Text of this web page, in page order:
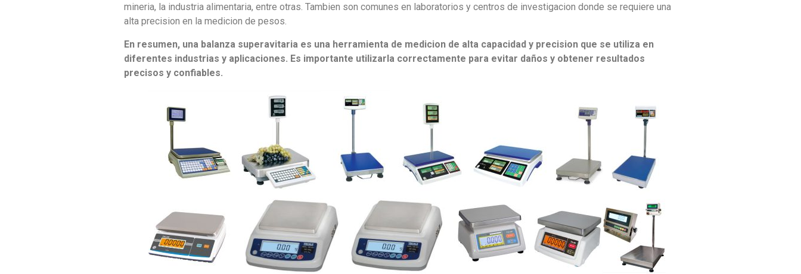
mineria, la industria alimentaria, entre otras. Tambien son comunes en laboratorios y centros de investigacion donde se requiere una
alta precision en la medicion de pesos.
En resumen, una balanza superavitaria es una herramienta de medicion de alta capacidad y precision que se utiliza en
diferentes industrias y aplicaciones. Es importante utilizarla correctamente para evitar daños y obtener resultados
precisos y confiables.